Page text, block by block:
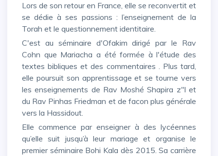
Lors de son retour en France, elle se reconvertit et
se dédie à ses passions : l’enseignement de la
Torah et le questionnement identitaire.
C'est au séminaire d'Ofakim dirigé par le Rav
Cohn que Mariacha a été formée à l'étude des
textes bibliques et des commentaires . Plus tard,
elle poursuit son apprentissage et se tourne vers
les enseignements de Rav Moshé Shapira z"l et
du Rav Pinhas Friedman et de facon plus générale
vers la Hassidout.
Elle commence par enseigner à des lycéennes
qu’elle suit jusqu’à leur mariage et organise le
premier séminaire Bohi Kala dès 2015. Sa carrière